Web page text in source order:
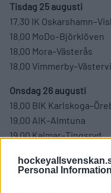
Personal Information
Tisdag 25 augusti
17.30 IK
18.00 MoDo–Björklöven
18.00 Mora–Västerås
18.00
Onsdag 26 augusti
18.00 BIK
19.00 AIK–Almtuna
19.00 Kalmar–Tingsryd
Torsdag 27 augusti
18.00 Nybro